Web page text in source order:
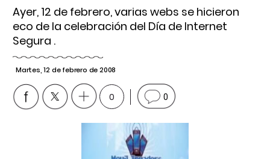
Ayer, 12 de febrero, varias webs se hicieron
eco de la celebración del Día de Internet
Segura .
Martes, 12 de febrero de 2008
0 0